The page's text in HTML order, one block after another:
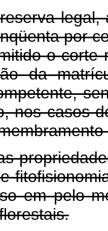
legal,
por
o corte
da
nos casos
em pelo